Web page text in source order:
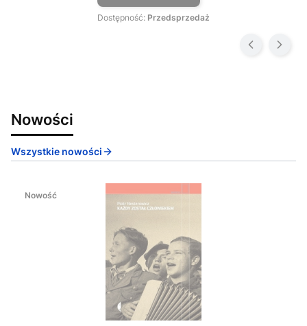
Dostępność: Przedsprzedaż
Nowości
Wszystkie nowości
Nowość